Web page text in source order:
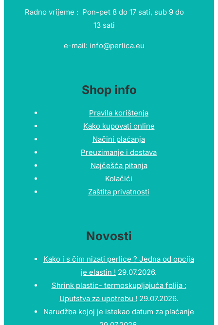
Radno vrijeme : Pon-pet 8 do 17 sati, sub 9 do
13 sati
e-mail: info@perlica.eu
Shop info
Pravila korištenja
Kako kupovati online
Načini plaćanja
Preuzimanje i dostava
Najčešća pitanja
Kolačići
Zaštita privatnosti
Novosti
Kako i s čim nizati perlice ? Jedna od opcija
je elastin ! 29.07.2026.
Shrink plastic- termoskupljajuća folija :
Uputstva za upotrebu ! 29.07.2026.
Narudžba kojoj je istekao datum za plaćanje